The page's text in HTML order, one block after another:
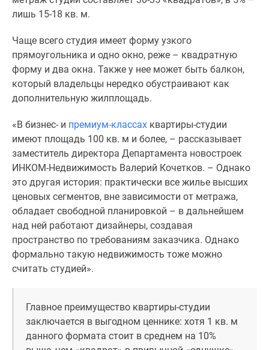
41%
360°
новостроек
Субсидированная
застройщиком
Rutube
дома
Москве
Программа
реновации
Москве
Новостройки
премиум-
класса
Новостройки
бизнес-
класса
ипотека
лишь 15-18 кв. м.
Чаще всего студия имеет форму узкого
прямоугольника и одно окно, реже – квадратную
форму и два окна. Также у нее может быть балкон,
который владельцы нередко обустраивают как
дополнительную жилплощадь.
«В бизнес- и премиум-классах квартиры-студии
имеют площадь 100 кв. м и более, – рассказывает
заместитель директора Департамента новостроек
ИНКОМ-Недвижимость Валерий Кочетков. – Однако
это другая история: практически все жилье высших
ценовых сегментов, вне зависимости от метража,
обладает свободной планировкой – в дальнейшем
над ней работают дизайнеры, создавая
пространство по требованиям заказчика. Однако
формально такую недвижимость тоже можно
считать студией».
Главное преимущество квартиры-студии
заключается в выгодном ценнике: хотя 1 кв. м
данного формата стоит в среднем на 10%